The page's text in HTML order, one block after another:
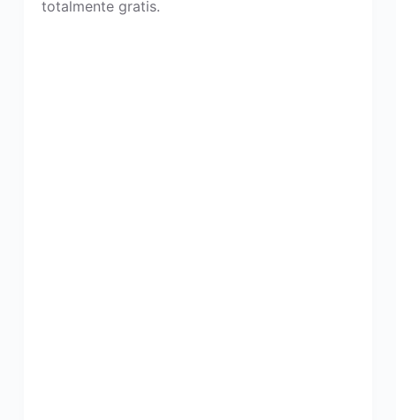
totalmente gratis.